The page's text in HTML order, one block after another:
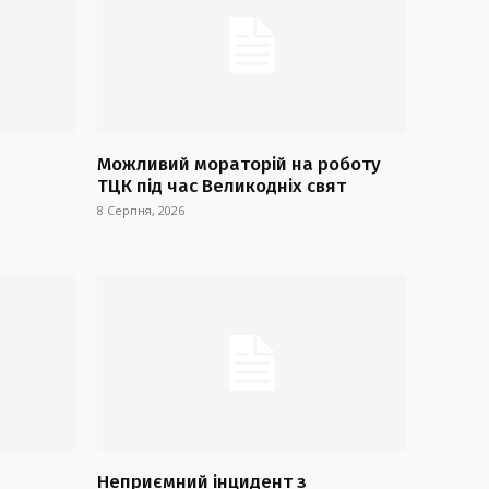
Можливий мораторій на роботу
ТЦК під час Великодніх свят
8 Серпня, 2026
Неприємний інцидент з